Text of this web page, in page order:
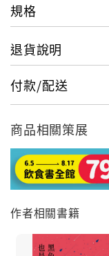
在Kaoru阿嚕筆
與理解的刺蝟。
再次面對溫柔時
嗎？」
會選擇用身上的
慢步行。
但這麼一群害怕被
同時具備著滿滿
因此，「當你問我
其實是在愛裡最
全書收錄94則作
規格
退貨說明
付款/配送
商品相關策展
作者相關書籍